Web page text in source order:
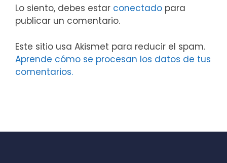
Lo siento, debes estar conectado para
publicar un comentario.
Este sitio usa Akismet para reducir el spam.
Aprende cómo se procesan los datos de tus
comentarios.